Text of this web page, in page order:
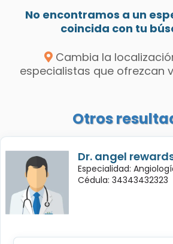
No encontramos a un
coincida con tu
Cambia la
especialistas que ofrezcan
Otros
Dr. angel
Especialidad:
Cédula: 34343432323